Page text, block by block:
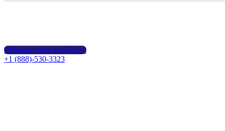
Réservez votre expédition
+1 (888)-530-3323